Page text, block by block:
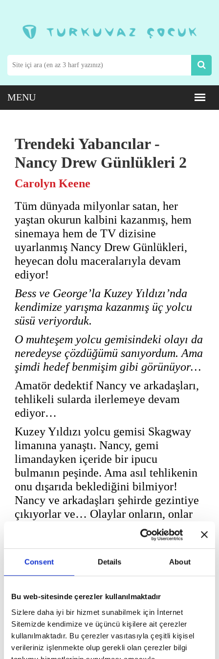
Consent Details About
Bu web-sitesinde çerezler kullanılmaktadır
Sizlere daha iyi bir hizmet sunabilmek için İnternet
Sitemizde kendimize ve üçüncü kişilere ait çerezler
kullanılmaktadır. Bu çerezler vasıtasıyla çeşitli kişisel
verileriniz işlenmekte olup gerekli olan çerezler bilgi
Trendeki Yabancılar -
Nancy Drew Günlükleri 2
Carolyn Keene
Tüm dünyada milyonlar satan, her
yaştan okurun kalbini kazanmış, hem
sinemaya hem de TV dizisine
uyarlanmış Nancy Drew Günlükleri,
heyecan dolu maceralarıyla devam
ediyor!
Bess ve George’la Kuzey Yıldızı’nda
kendimize yarışma kazanmış üç yolcu
süsü veriyorduk.
O muhteşem yolcu gemisindeki olayı da
neredeyse çözdüğümü sanıyordum. Ama
şimdi hedef benmişim gibi görünüyor…
Amatör dedektif Nancy ve arkadaşları,
tehlikeli sularda ilerlemeye devam
ediyor…
Kuzey Yıldızı yolcu gemisi Skagway
limanına yanaştı. Nancy, gemi
limandayken içeride bir ipucu
bulmanın peşinde. Ama asıl tehlikenin
onu dışarıda beklediğini bilmiyor!
Nancy ve arkadaşları şehirde gezintiye
çıkıyorlar ve… Olaylar onların, onlar
olayların peşini bir an olsun
Hayat sürprizlerle doludur. Bu
sürprizler her zaman sevindirici
hissettiği sürprizle karşılaşınca neler
olacak acaba?